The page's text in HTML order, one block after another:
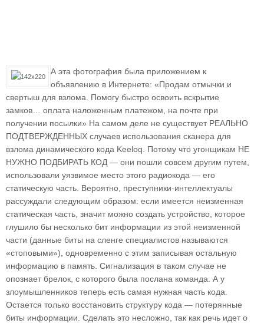
А эта фотография была приложением к
объявлению в Интернете: «Продам отмычки и
свертыш для взлома. Помогу быстро освоить вскрытие
замков… оплата наложенным платежом, на почте при
получении посылки» На самом деле не существует РЕАЛЬНО
ПОДТВЕРЖДЕННЫХ случаев использования сканера для
взлома динамического кода Keeloq. Потому что угонщикам НЕ
НУЖНО ПОДБИРАТЬ КОД — они пошли совсем другим путем,
использовали уязвимое место этого радиокода — его
статическую часть. Вероятно, преступники-интеллектуалы
рассуждали следующим образом: если имеется неизменная
статическая часть, значит можно создать устройство, которое
глушило бы несколько бит информации из этой неизменной
части (данные биты на сленге специалистов называются
«стоповыми»), одновременно с этим записывая остальную
информацию в память. Сигнализация в таком случае не
опознает брелок, с которого была послана команда. А у
злоумышленников теперь есть самая нужная часть кода.
Остается только восстановить структуру кода — потерянные
биты информации. Сделать это несложно, так как речь идет о